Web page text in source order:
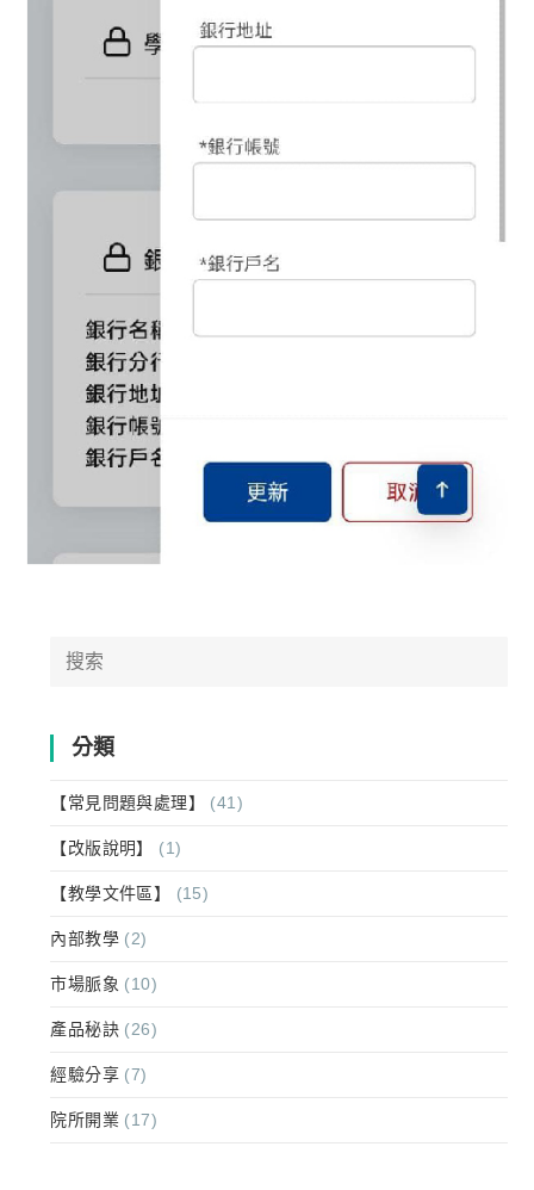
Search
分類
【常見問題與處理】 (41)
【改版說明】 (1)
【教學文件區】 (15)
內部教學 (2)
市場脈象 (10)
產品秘訣 (26)
經驗分享 (7)
院所開業 (17)